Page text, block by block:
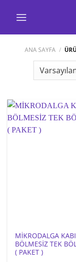
ANA SAYFA /
MİKRODALGA KABI
BÖLMESİZ TEK
( PAKET )